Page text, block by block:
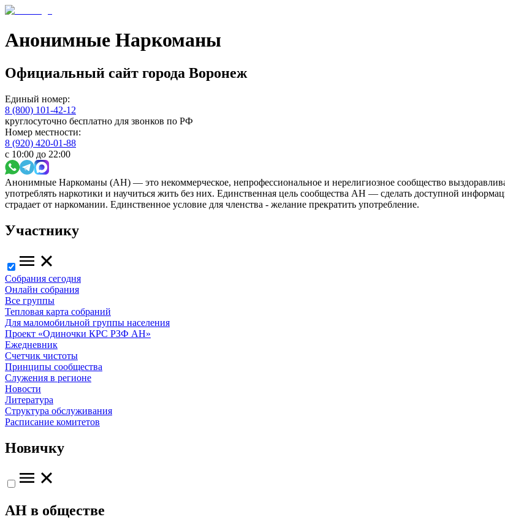
Анонимные Наркоманы
Официальный сайт города Воронеж
Единый номер:
8 (800) 101-42-12
круглосуточно бесплатно для звонков по РФ
Номер местности:
8 (920) 420-01-88
с 10:00 до 22:00
Анонимные Наркоманы (АН) — это некоммерческое, непрофессиональное и нерелигиозное сообщество
употреблять наркотики и научиться жить без них. Единственная цель сообщества АН — сделать доступной
страдает от наркомании. Единственное условие для членства - желание прекратить употребление.
Участнику
Собрания сегодня
Онлайн собрания
Все группы
Тепловая карта собраний
Для маломобильной группы населения
Проект «Одиночки КРС РЗФ АН»
Ежедневник
Счетчик чистоты
Принципы сообщества
Служения в регионе
Новости
Литература
Структура обслуживания
Расписание комитетов
Новичку
АН в обществе